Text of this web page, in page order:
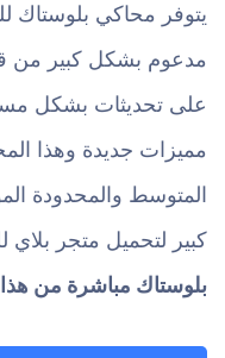
يتوفر محاكي بلوستاك
مدعوم بشكل كبير من
على تحديثات بشكل
مميزات جديدة وهذا
المتوسط والمحدودة
كبير لتحميل متجر بلاي
بلوستاك مباشرة من هذا